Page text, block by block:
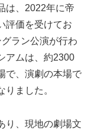
は、2022年に帝
評価を受けてお
ラン公演が行わ
アムは、約2300
で、演劇の本場で
ました。
り、現地の劇場文